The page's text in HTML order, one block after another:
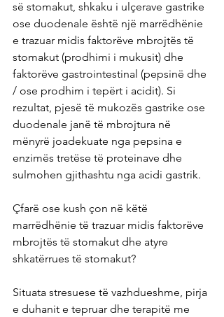
së stomakut, shkaku i ulçerave gastrike
ose duodenale është një marrëdhënie
e trazuar midis faktorëve mbrojtës të
stomakut (prodhimi i mukusit) dhe
faktorëve gastrointestinal (pepsinë dhe
/ ose prodhim i tepërt i acidit). Si
rezultat, pjesë të mukozës gastrike ose
duodenale janë të mbrojtura në
mënyrë joadekuate nga pepsina e
enzimës tretëse të proteinave dhe
sulmohen gjithashtu nga acidi gastrik.
Çfarë ose kush çon në këtë
marrëdhënie të trazuar midis faktorëve
mbrojtës të stomakut dhe atyre
shkatërrues të stomakut?
Situata stresuese të vazhdueshme, pirja
e duhanit e tepruar dhe terapitë me